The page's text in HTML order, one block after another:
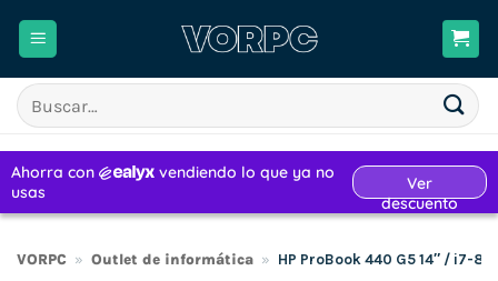
Buscar
por:
VORPC » Outlet de informática » HP ProBook 440 G5 14″ / i7-